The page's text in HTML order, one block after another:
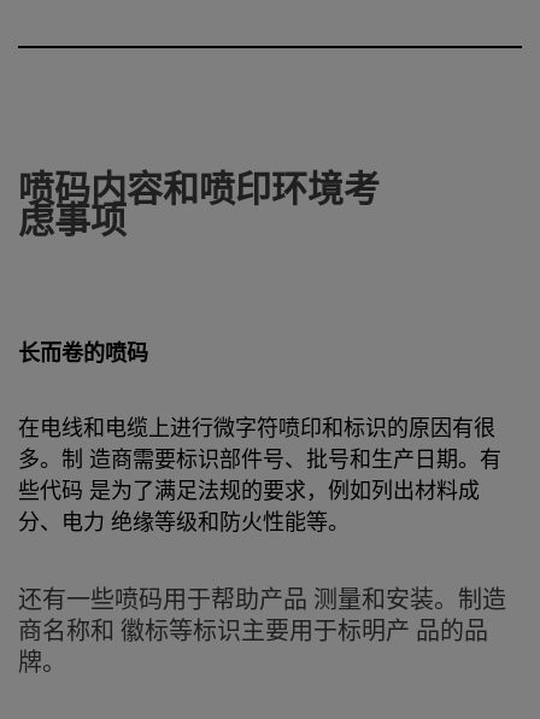
喷码内容和喷印环境考
虑事项
长而卷的喷码
在电线和电缆上进行微字符喷印和标识的原因有很
多。制 造商需要标识部件号、批号和生产日期。有
些代码 是为了满足法规的要求，例如列出材料成
分、电力 绝缘等级和防火性能等。
还有一些喷码用于帮助产品 测量和安装。制造
商名称和 徽标等标识主要用于标明产 品的品
牌。